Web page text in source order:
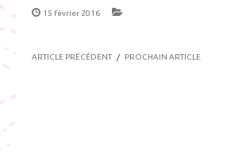
15 février 2016
ARTICLE PRÉCÉDENT / PROCHAIN ARTICLE